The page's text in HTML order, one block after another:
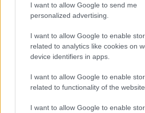
I want to allow Google to send me
personalized advertising.
I want to allow Google to enable
related to analytics like cookies on
device identifiers in apps.
I want to allow Google to enable
related to functionality of the
I want to allow Google to enable
Paks II.: Mit jelent
mérföldköve a
HÍRLEVÉL